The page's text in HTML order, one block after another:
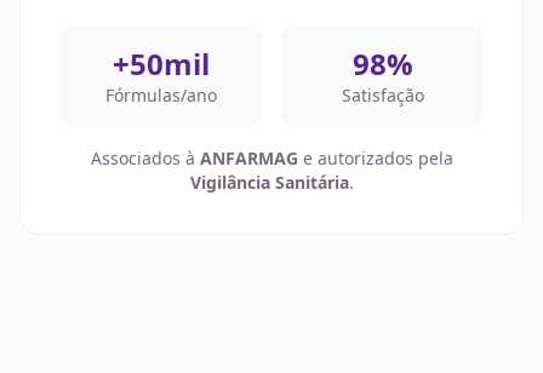
+50mil
Fórmulas/ano
98%
Satisfação
Associados à ANFARMAG e autorizados pela
Vigilância Sanitária.